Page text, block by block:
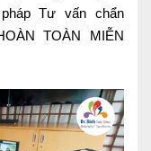
Tư vấn chẩn
TOÀN MIỄN